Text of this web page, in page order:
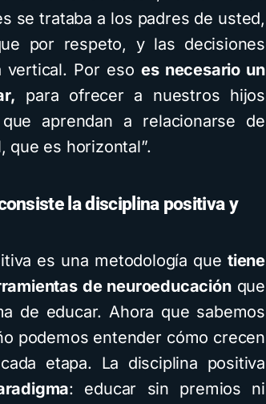
se trataba a los padres de usted,
por respeto, y las decisiones
vertical. Por eso es necesario un
para ofrecer a nuestros hijos
aprendan a relacionarse de
que es horizontal”.
la disciplina positiva y
es una metodología que tiene
de neuroeducaciónque
de educar. Ahora que sabemos
podemos entender cómo crecen
etapa. La disciplina positiva
: educar sin premios ni